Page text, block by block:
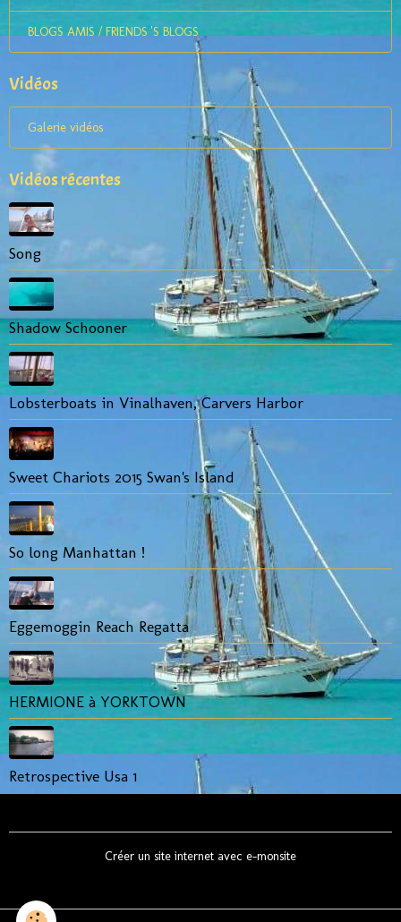
BLOGS AMIS / FRIENDS 'S BLOGS
Vidéos
Galerie vidéos
Vidéos récentes
Song
Shadow Schooner
Lobsterboats in Vinalhaven, Carvers Harbor
Sweet Chariots 2015 Swan's Island
So long Manhattan !
Eggemoggin Reach Regatta
HERMIONE à YORKTOWN
Retrospective Usa 1
Créer un site internet avec e-monsite